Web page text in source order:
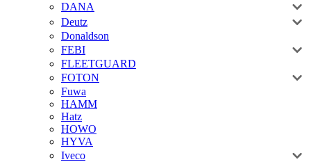
DANA
Deutz
Donaldson
FEBI
FLEETGUARD
FOTON
Fuwa
HAMM
Hatz
HOWO
HYVA
Iveco